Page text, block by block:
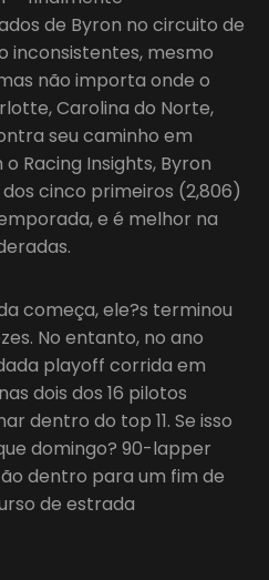
de Byron no circuito de
inconsistentes, mesmo
não importa onde o
Carolina do Norte,
seu caminho em
Racing Insights, Byron
cinco primeiros (2,806)
e é melhor na
começa, ele?s terminou
No entanto, no ano
playoff corrida em
dois dos 16 pilotos
dentro do top 11. Se isso
domingo? 90-lapper
dentro para um fim de
de estrada